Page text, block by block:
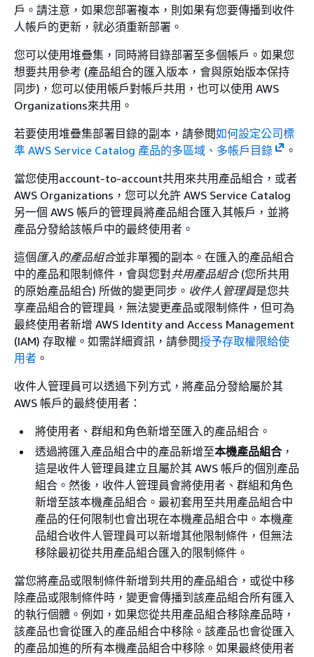
戶。請注意，如果您部署複本，則如果有您要傳播到收件
人帳戶的更新，就必須重新部署。
您可以使用堆疊集，同時將目錄部署至多個帳戶。如果您
想要共用參考 (產品組合的匯入版本，會與原始版本保持
同步)，您可以使用帳戶對帳戶共用，也可以使用 AWS
Organizations來共用。
若要使用堆疊集部署目錄的副本，請參閱如何設定公司標
準 AWS Service Catalog 產品的多區域、多帳戶目錄
。
當您使用account-to-account共用來共用產品組合，或者
AWS Organizations，您可以允許 AWS Service Catalog
另一個 AWS 帳戶的管理員將產品組合匯入其帳戶，並將
產品分發給該帳戶中的最終使用者。
這個匯入的產品組合並非單獨的副本。在匯入的產品組合
中的產品和限制條件，會與您對共用產品組合(您所共用
的原始產品組合) 所做的變更同步。 收件人管理員是您共
享產品組合的管理員，無法變更產品或限制條件，但可為
最終使用者新增 AWS Identity and Access Management
(IAM) 存取權。如需詳細資訊，請參閱授予存取權限給使
用者 。
收件人管理員可以透過下列方式，將產品分發給屬於其
AWS 帳戶的最終使用者：
將使用者、群組和角色新增至匯入的產品組合。
透過將匯入產品組合中的產品新增至本機產品組合 ，
這是收件人管理員建立且屬於其 AWS 帳戶的個別產品
組合。然後，收件人管理員會將使用者、群組和角色
新增至該本機產品組合。最初套用至共用產品組合中
產品的任何限制也會出現在本機產品組合中。本機產
品組合收件人管理員可以新增其他限制條件，但無法
移除最初從共用產品組合匯入的限制條件。
當您將產品或限制條件新增到共用的產品組合，或從中移
除產品或限制條件時，變更會傳播到該產品組合所有匯入
的執行個體。例如，如果您從共用產品組合移除產品時，
該產品也會從匯入的產品組合中移除。該產品也會從匯入
的產品加進的所有本機產品組合中移除。如果最終使用者